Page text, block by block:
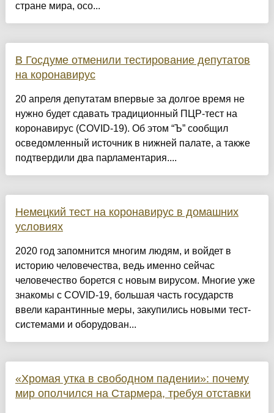
стране мира, осо...
В Госдуме отменили тестирование депутатов
на коронавирус
20 апреля депутатам впервые за долгое время не
нужно будет сдавать традиционный ПЦР-тест на
коронавирус (COVID-19). Об этом “Ъ” сообщил
осведомленный источник в нижней палате, а также
подтвердили два парламентария....
Немецкий тест на коронавирус в домашних
условиях
2020 год запомнится многим людям, и войдет в
историю человечества, ведь именно сейчас
человечество борется с новым вирусом. Многие уже
знакомы с COVID-19, большая часть государств
ввели карантинные меры, закупились новыми тест-
системами и оборудован...
«Хромая утка в свободном падении»: почему
мир ополчился на Стармера, требуя отставки